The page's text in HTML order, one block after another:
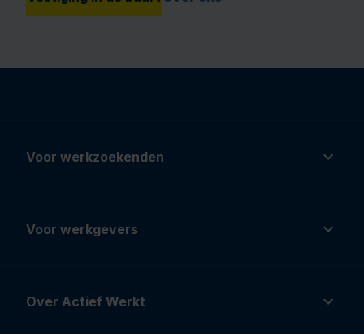
Voor werkzoekenden
Voor werkgevers
Over Actief Werkt